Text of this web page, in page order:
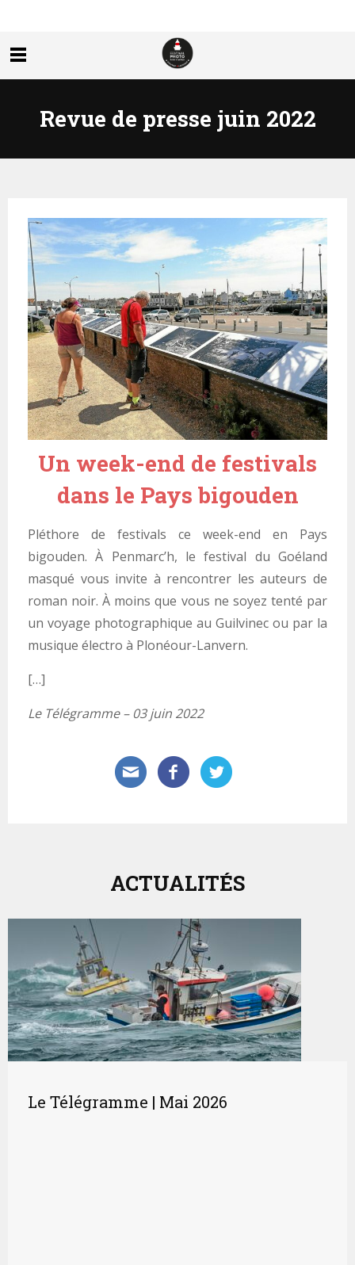
Revue de presse juin 2022
Un week-end de festivals
dans le Pays bigouden
Pléthore de festivals ce week-end en Pays
bigouden. À Penmarc’h, le festival du Goéland
masqué vous invite à rencontrer les auteurs de
roman noir. À moins que vous ne soyez tenté par
un voyage photographique au Guilvinec ou par la
musique électro à Plonéour-Lanvern.
[…]
Le Télégramme – 03 juin 2022
ACTUALITÉS
Le Télégramme | Mai 2026